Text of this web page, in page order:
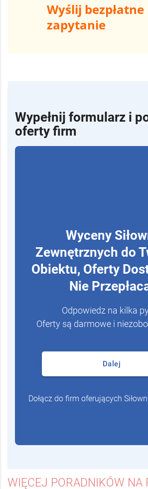
przesyłają swoje oferty, bez
czy prowizji z Twojej strony.
Wypełnij formularz i
Wyceny
Zewnętrznych do
Nie
Oferty są darmowe i
Dalej
Dołącz do firm oferujących